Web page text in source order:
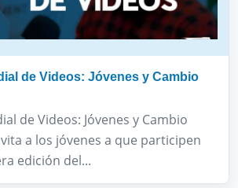
de Videos: Jóvenes y Cambio
de Videos: Jóvenes y Cambio
a los jóvenes a que participen
edición del...